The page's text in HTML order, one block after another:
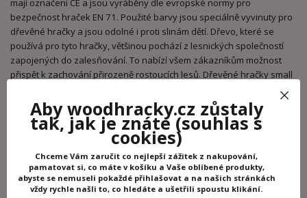
mají označení CE a jsou vyráběny dle evropské normy pro
bezpečnost hraček EN 71. Použité barvy jsou speciálně vyvinuty pro
dřevěné hračky a jsou odolné i proti slinám dětí. Dřevo, které se
používá pro tyto hračky, většinou pochází z lesnických společností
zapojených do zalesňování. To nabízí všem zákazníkům možnost
přispět k zachování přirozeně rostoucích lesů. Dřevěné hračky small
foot jsou zářivě barevné produkty, které jsou vyrobeny převážně
z přírodních surovin – dřeva. Dětem dělají radost od útlého věku,
rozvíjí jejich hmatové a smyslové dovednosti. Cílem značky small
foot je podporovat duševní a fyzický vývoj dětí.
Potřebujete poradit?
Aby woodhracky.cz zůstaly
tak, jak je znáte(souhlas s
cookies)
Chceme Vám zaručit co nejlepší zážitek z nakupování,
pamatovat si, co máte v košíku a Vaše oblíbené produkty,
abyste se nemuseli pokaždé přihlašovat a na našich stránkách
vždy rychle našli to, co hledáte a ušetřili spoustu klikání.